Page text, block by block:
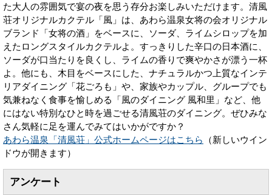
た大人の雰囲気で宴の夜を思う存分お楽しみいただけます。清風
荘オリジナルカクテル「風」は、あわら温泉女将の会オリジナル
ブランド「女将の酒」をベースに、ソーダ、ライムシロップを加
えたロングスタイルカクテルよ。すっきりした辛口の日本酒に、
ソーダが口当たりを良くし、ライムの香りで爽やかさが漂う一杯
よ。他にも、木目をベースにした、ナチュラルかつ上質なインテ
リアダイニング「花ごろも」や、家族やカップル、グループでも
気兼ねなく食事を愉しめる「風のダイニング 風和里」など、他
にはない特別なひと時を過ごせる清風荘のダイニング。ぜひみな
さん気軽に足を運んでみてはいかがですか？
あわら温泉「清風荘」公式ホームページはこちら
（新しいウイン
ドウが開きます）
アンケート